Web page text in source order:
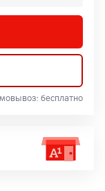
бесплатно